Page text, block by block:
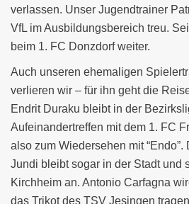
verlassen. Unser Jugendtrainer
VfL im Ausbildungsbereich treu.
beim 1. FC Donzdorf weiter.
Auch unseren ehemaligen
verlieren wir – für ihn geht die
Endrit Duraku bleibt in der
Aufeinandertreffen mit dem 1. FC
also zum Wiedersehen mit
Jundi bleibt sogar in der Stadt und
Kirchheim an. Antonio Carfagna
das Trikot des TSV Jesingen